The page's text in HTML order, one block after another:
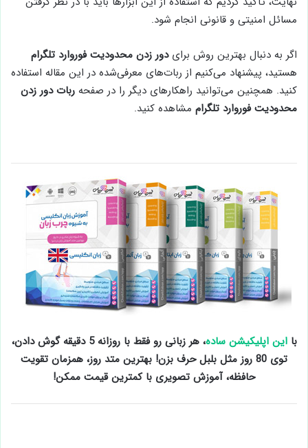
مسائل امنیتی و قانونی انجام شود.
اگر به دنبال بهترین روش برایدور زدن محدودیت فوروارد تلگرام
هستید، پیشنهاد می‌کنیم از ربات‌های معرفی‌شده در این مقاله استفاده
کنید. همچنین می‌توانید راهکارهای دیگر را در صفحه ربات دور زدن
محدودیت فوروارد تلگرام مشاهده کنید.
بااین اپلیکیشن ساده
، هر زبانی رو فقط با روزانه 5 دقیقه گوش دادن،
توی 80 روز مثل بلبل حرف بزن! بهترین متد روز، همزمان تقویت
حافظه، آموزش تصویری با کمترین قیمت ممکن!